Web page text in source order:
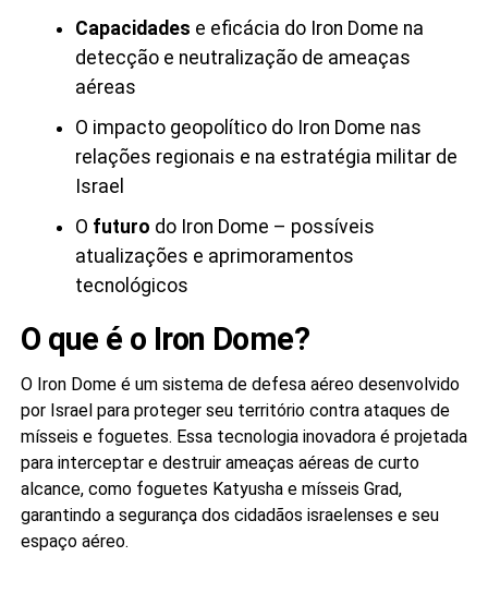
Capacidades e eficácia do Iron Dome na
detecção e neutralização de ameaças
aéreas
O impacto geopolítico do Iron Dome nas
relações regionais e na estratégia militar de
Israel
O futuro do Iron Dome – possíveis
atualizações e aprimoramentos
tecnológicos
O que é o Iron Dome?
O Iron Dome é um sistema de defesa aéreo desenvolvido
por Israel para proteger seu território contra ataques de
mísseis e foguetes. Essa tecnologia inovadora é projetada
para interceptar e destruir ameaças aéreas de curto
alcance, como foguetes Katyusha e mísseis Grad,
garantindo a segurança dos cidadãos israelenses e seu
espaço aéreo.